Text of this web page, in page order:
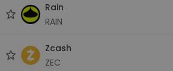
Rain
RAIN
Zcash
ZEC